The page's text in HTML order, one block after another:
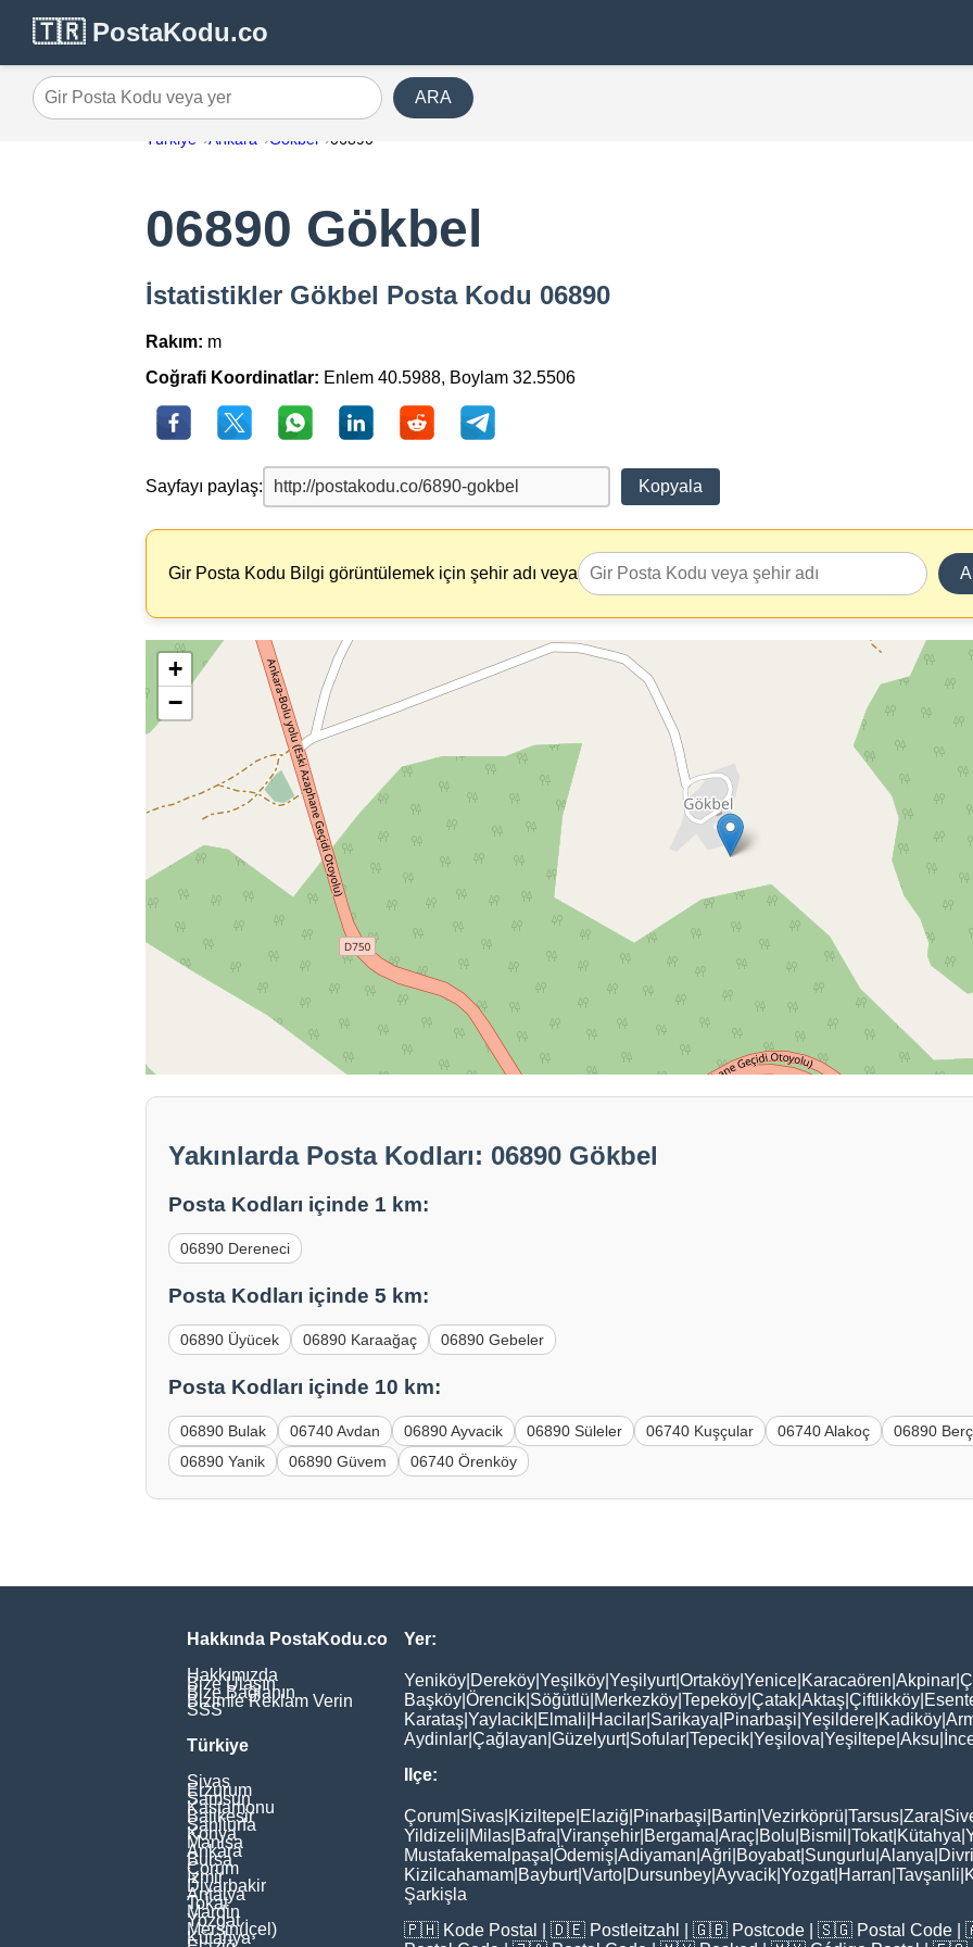
🇹🇷 PostaKodu.co
Gir Posta Kodu veya yer ARA
Türkiye Ankara Gökbel 06890
06890 Gökbel
İstatistikler Gökbel Posta Kodu 06890
Rakım: m
Coğrafi Koordinatlar: Enlem 40.5988, Boylam 32.5506
Sayfayı paylaş: Kopyala
Gir Posta Kodu Bilgi görüntülemek için şehir adı veya
+
−
Yakınlarda Posta Kodları: 06890 Gökbel
Posta Kodları içinde 1 km:
06890 Dereneci
Posta Kodları içinde 5 km:
06890 Üyücek 06890 Karaağaç 06890 Gebeler
Posta Kodları içinde 10 km:
06890 Bulak 06740 Avdan 06890 Ayvacik 06890 Süleler 06740 Kuşçular 06740 Alakoç
06890
06890 Yanik
06890 Güvem 06740 Örenköy
Hakkında PostaKodu.co
Hakkımızda
Bize Ulaşın
Bize Bağlanın
Bizimle Reklam Verin
SSS
Türkiye
Sivas
Erzurum
Samsun
Kastamonu
Balikesir
Şanliurfa
Konya
Manisa
Ankara
Bursa
Çorum
İzmir
Diyarbakir
Antalya
Tokat
Mardin
Yozgat
Mersin(İçel)
Kütahya
Yer:
Yeniköy Dereköy Yeşilköy Yeşilyurt|Ortaköy Yenice Karacaören Akpinar
Başköy Örencik Söğütlü Merkezköy Tepeköy Çatak Aktaş Çiftlikköy
Karataş Yaylacik Elmali Hacilar Sarikaya Pinarbaşi Yeşildere Kadiköy
Aydinlar Çağlayan Güzelyurt| Sofular Tepecik Yeşilova Yeşiltepe Aksu
Ilçe:
Çorum Sivas Kiziltepe Elaziğ Pinarbaşi Bartin Vezirköprü Tarsus Zara
Yildizeli Milas Bafra Viranşehir Bergama Araç Bolu Bismil Tokat| Kütahya
Mustafakemalpaşa Ödemiş Adiyaman Ağri Boyabat| Sungurlu Alanya
Kizilcahamam Bayburt|Varto Dursunbey Ayvacik Yozgat| Harran Tavşanli
Şarkişla
🇵🇭 Kode Postal | 🇩🇪 Postleitzahl | 🇬🇧 Postcode | 🇸🇬 Postal Code |